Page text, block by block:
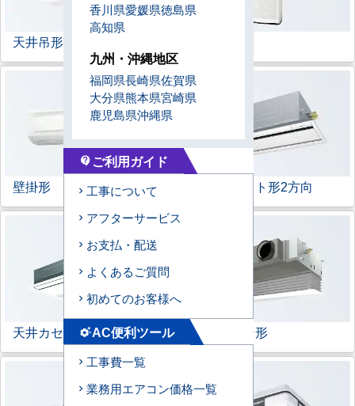
天井吊形
壁掛形 天井カセット形2方向
天井カセット形1方向 ビルトイン形
香川県愛媛県徳島県
高知県
九州・沖縄地区
福岡県長崎県佐賀県
大分県熊本県宮崎県
鹿児島県沖縄県
contact_support ご利用ガイド
工事について
アフターサービス
お支払・配送
よくあるご質問
初めてのお客様へ
settings_suggestAC便利ツール
工事費一覧
業務用エアコン価格一覧